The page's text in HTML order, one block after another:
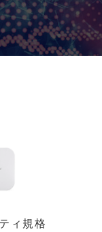
ィ規格